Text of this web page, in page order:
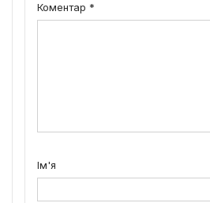
Коментар *
Ім'я